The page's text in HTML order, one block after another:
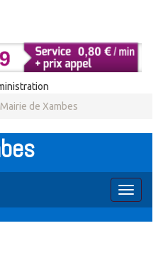
Mairie de Xambes
Toggle